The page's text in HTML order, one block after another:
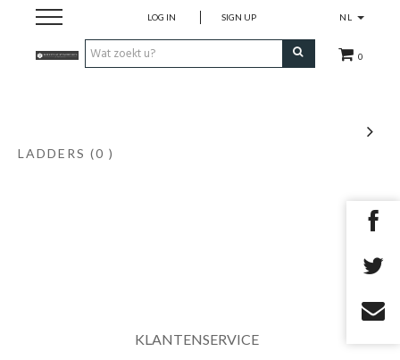
NL
0
LOG IN SIGN UP
LADDERS (0 )
KLANTENSERVICE